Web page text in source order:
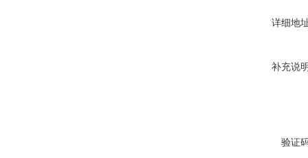
详细地
补充说
验证